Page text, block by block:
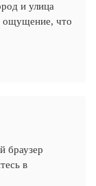
и улица
ощущение, что
браузер
в